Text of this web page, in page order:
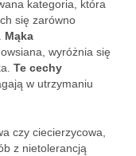
kategoria, która
się zarówno
Mąka
owsiana, wyróżnia się
Te cechy
w utrzymaniu
czy ciecierzycowa,
z nietolerancją